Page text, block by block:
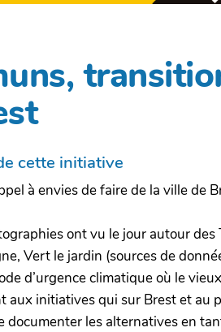
cette initiative
à envies de faire de la ville
ont vu le jour autour
Vert le jardin (sources de
d’urgence climatique où le
aux initiatives qui sur Brest et au
documenter les alternatives en